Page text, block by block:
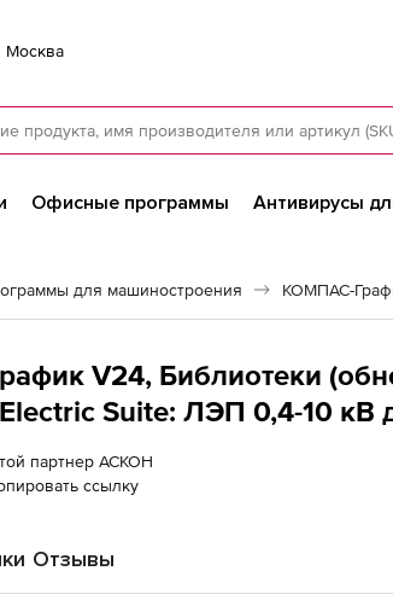
Москва
Офисные программы Антивирусы
для машиностроения КОМПАС-
V24, Библиотеки
Suite: ЛЭП 0,4-10 кВ
партнер АСКОН
ссылку
Отзывы